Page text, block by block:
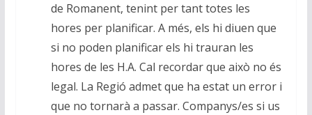
de Romanent, tenint per tant totes les
hores per planificar. A més, els hi diuen que
si no poden planificar els hi trauran les
hores de les H.A. Cal recordar que això no és
legal. La Regió admet que ha estat un error i
que no tornarà a passar. Companys/es si us